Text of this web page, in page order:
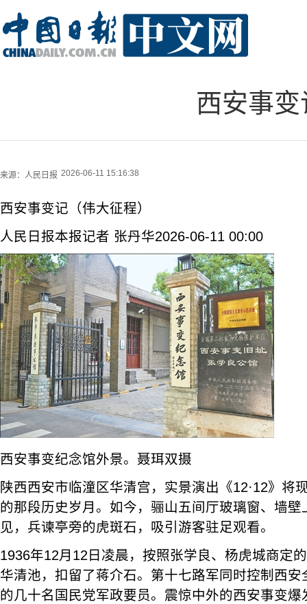
西安事
来源： 人民日报 2026-06-11 15:16:38
西安事变记（伟大征程）
人民日报本报记者 张丹华2026-06-11 00:00
西安事变纪念馆外景。聂珥双摄
陕西西安市临潼区华清宫，实景演出《12·12》将
的那段历史岁月。如今，骊山五间厅玻璃窗、墙
见，兵谏亭旁的虎斑石，吸引游客驻足观看。
1936年12月12日凌晨，按照张学良、杨虎城商定
华清池，扣留了蒋介石。第十七路军同时控制西
的几十名国民党军政要员。震惊中外的西安事变爆